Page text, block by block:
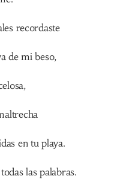
recordaste
de mi beso,
en tu playa.
las palabras.